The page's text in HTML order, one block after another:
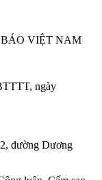
VIỆT NAM
ngày
đường Dương